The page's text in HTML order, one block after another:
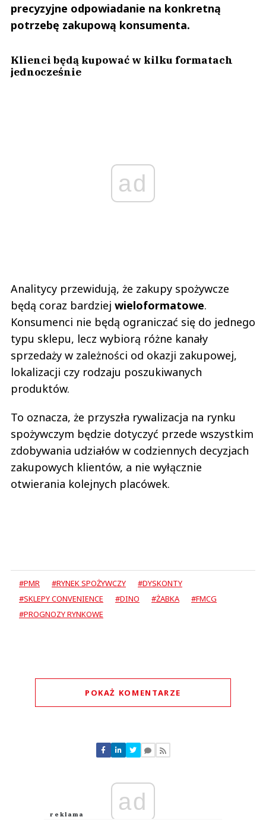
precyzyjne odpowiadanie na konkretną
potrzebę zakupową konsumenta.
Klienci będą kupować w kilku formatach
jednocześnie
ad
Analitycy przewidują, że zakupy spożywcze
będą coraz bardziej wieloformatowe.
Konsumenci nie będą ograniczać się do jednego
typu sklepu, lecz wybiorą różne kanały
sprzedaży w zależności od okazji zakupowej,
lokalizacji czy rodzaju poszukiwanych
produktów.
To oznacza, że przyszła rywalizacja na rynku
spożywczym będzie dotyczyć przede wszystkim
zdobywania udziałów w codziennych decyzjach
zakupowych klientów, a nie wyłącznie
otwierania kolejnych placówek.
#PMR #RYNEK SPOŻYWCZY
#DYSKONTY
#SKLEPY CONVENIENCE
#DINO #ŻABKA
#FMCG
#PROGNOZY RYNKOWE
POKAŻ KOMENTARZE
Nie znaleziono komentarzy
Zostaw swoje komentarze
Anuluj
ad